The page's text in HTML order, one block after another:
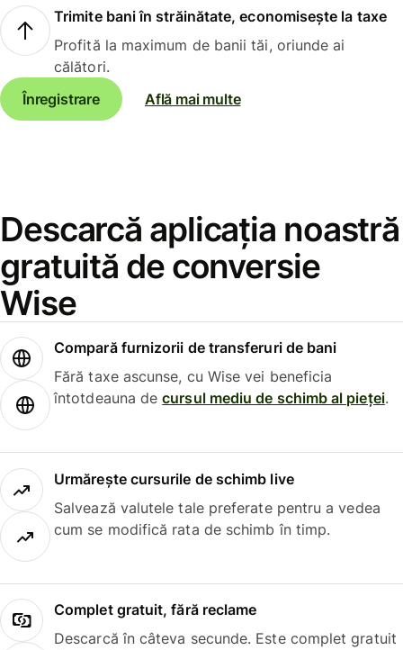
Trimite bani în străinătate, economisește la taxe
Profită la maximum de banii tăi, oriunde ai
călători.
Înregistrare
Află mai multe
Descarcă aplicația noastră
gratuită de conversie
Wise
Compară furnizorii de transferuri de bani
Fără taxe ascunse, cu Wise vei beneficia
întotdeauna decursul mediu de schimb al pieței.
Urmărește cursurile de schimb live
Salvează valutele tale preferate pentru a vedea
cum se modifică rata de schimb în timp.
Complet gratuit, fără reclame
Descarcă în câteva secunde. Este complet gratuit